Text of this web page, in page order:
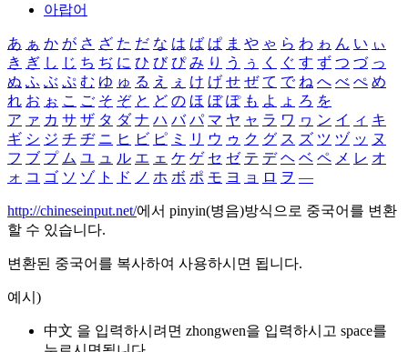
아랍어
あ ぁ か が さ ざ た だ な は ば ぱ ま や ゃ ら わ ゎ ん い ぃ
き ぎ し じ ち ぢ に ひ び ぴ み り う ぅ く ぐ す ず つ づ っ
ぬ ふ ぶ ぷ む ゆ ゅ る え ぇ け げ せ ぜ て で ね へ べ ぺ め
れ お ぉ こ ご そ ぞ と ど の ほ ぼ ぽ も よ ょ ろ を
ア ァ カ サ ザ タ ダ ナ ハ バ パ マ ヤ ャ ラ ワ ヮ ン イ ィ キ
ギ シ ジ チ ヂ ニ ヒ ビ ピ ミ リ ウ ゥ ク グ ス ズ ツ ヅ ッ ヌ
フ ブ プ ム ユ ュ ル エ ェ ケ ゲ セ ゼ テ デ ヘ ベ ペ メ レ オ
ォ コ ゴ ソ ゾ ト ド ノ ホ ボ ポ モ ヨ ョ ロ ヲ ―
http://chineseinput.net/에서 pinyin(병음)방식으로 중국어를 변환
할 수 있습니다.
변환된 중국어를 복사하여 사용하시면 됩니다.
예시)
中文 을 입력하시려면 zhongwen을 입력하시고 space를